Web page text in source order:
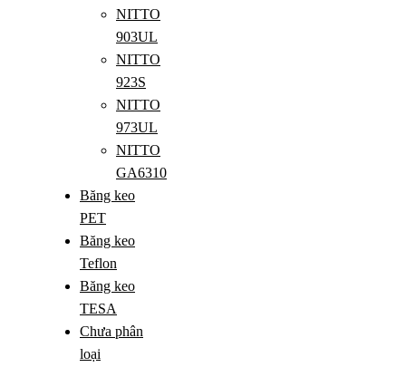
NITTO
903UL
NITTO
923S
NITTO
973UL
NITTO
GA6310
Băng keo
PET
Băng keo
Teflon
Băng keo
TESA
Chưa phân
loại